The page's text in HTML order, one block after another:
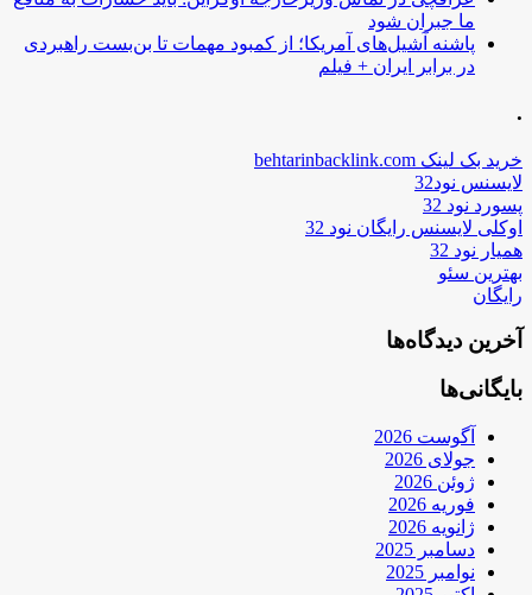
ما جبران شود
پاشنه آشیل‌های آمریکا؛ از کمبود مهمات تا بن‌بست راهبردی
در برابر ایران + فیلم
.
خرید بک لینک behtarinbacklink.com
لایسنس نود32
پسورد نود 32
اوکلی لایسنس رایگان نود 32
همیار نود 32
بهترین سئو
رایگان
آخرین دیدگاه‌ها
بایگانی‌ها
آگوست 2026
جولای 2026
ژوئن 2026
فوریه 2026
ژانویه 2026
دسامبر 2025
نوامبر 2025